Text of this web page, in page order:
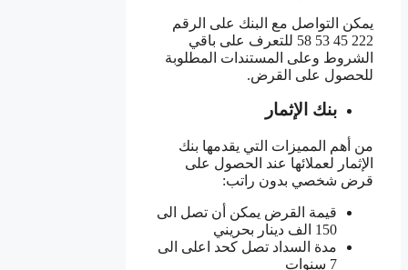
يمكن التواصل مع البنك على الرقم
222 45 53 58 للتعرف على باقي
الشروط وعلى المستندات المطلوبة
للحصول على القرض.
بنك الإثمار
من أهم المميزات التي يقدمها بنك
الإثمار لعملائها عند الحصول على
قرض شخصي بدون راتب:
قيمة القرض يمكن أن تصل الى
150 الف دينار بحريني
مدة السداد تصل كحد اعلى الى
7 سنوات